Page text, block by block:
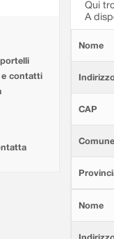
e contatti
Qui
A
Nome
CAP
Comune
Nome